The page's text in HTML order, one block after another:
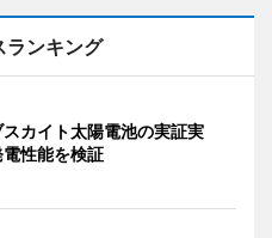
ランキング
カイト太陽電池の実証実
性能を検証